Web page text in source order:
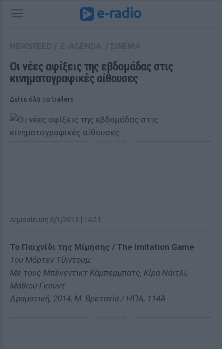
Οι νέες αφίξεις της εβδομάδας στις
κινηματογραφικές αίθουσες
Δείτε όλα τα trailers
Δημοσίευση 8/1/2015 | 14:21
Το Παιχνίδι της Μίμησης / The Imitation Game
Του Μόρτεν Τίλντουμ.
Με τους Μπένεντικτ Κάμπερμπατς, Κίρα Νάιτλι,
Μάθιου Γκουντ
Δραματική, 2014, Μ. Βρετανία / ΗΠΑ, 114Ά